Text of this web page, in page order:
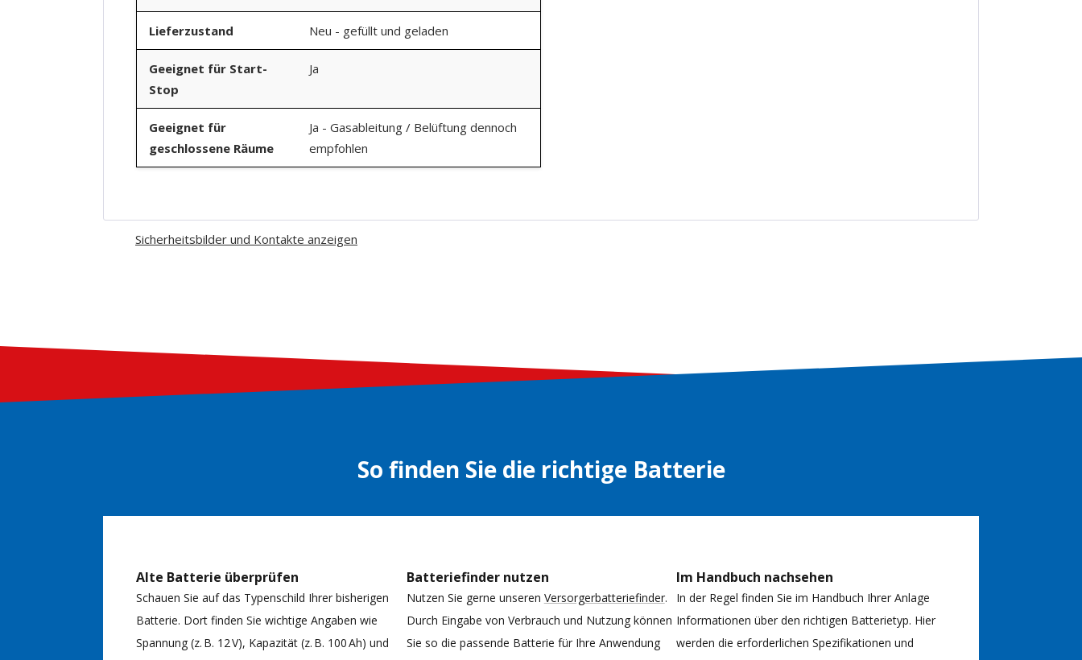
Lieferzustand Neu - gefüllt und geladen
Geeignet für Start-
Stop
Ja
Geeignet für
geschlossene Räume
Ja - Gasableitung / Belüftung dennoch
empfohlen
Sicherheitsbilder und Kontakte anzeigen
So finden Sie die richtige Batterie
Alte Batterie überprüfen
Schauen Sie auf das Typenschild Ihrer bisherigen
Batterie. Dort finden Sie wichtige Angaben wie
Spannung (z. B. 12 V), Kapazität (z. B. 100 Ah) und
Batteriefinder nutzen
Nutzen Sie gerne unseren Versorgerbatteriefinder.
Durch Eingabe von Verbrauch und Nutzung können
Sie so die passende Batterie für Ihre Anwendung
Im Handbuch nachsehen
In der Regel finden Sie im Handbuch Ihrer Anlage
Informationen über den richtigen Batterietyp. Hier
werden die erforderlichen Spezifikationen und